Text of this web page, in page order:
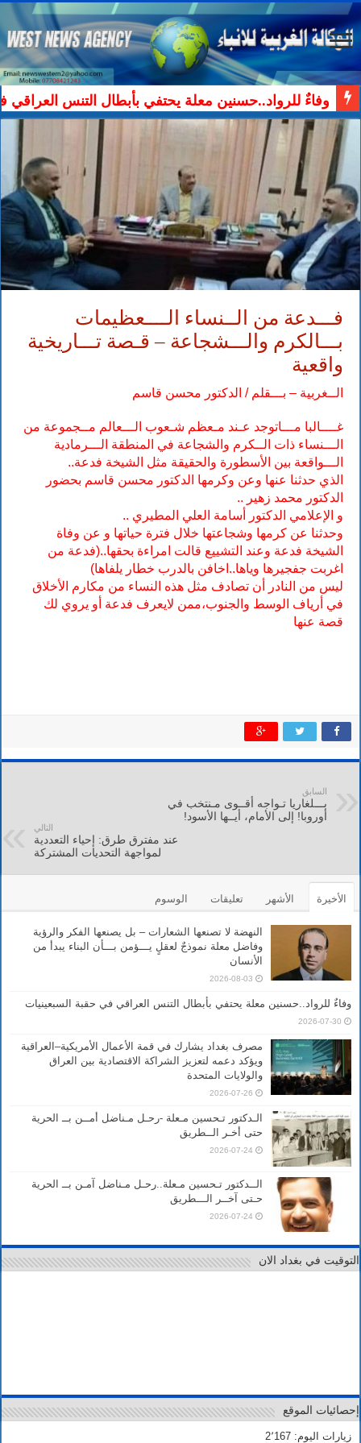
وفاءٌ للرواد..حسنين معلة يحتفي بأبطال التنس العراقي
فـــدعة من الــنساء الــــعظيمات
بـــالكرم والـــشجاعة – قـصة تـــاريخية
واقعية
الــغربية – بـــقلم / الدكتور محسن قاسم
غــــالبا مـــاتوجد عـند مـعظم شـعوب الـــعالم مــجموعة من
الـــنساء ذات الــكرم والشجاعة في المنطقة الـــرمادية
الـــواقعة بين الأسطورة والحقيقة مثل الشيخة فدعة..
الذي حدثنا عنها وعن وكرمها الدكتور محسن قاسم بحضور
الدكتور محمد زهير ..
و الإعلامي الدكتور أسامة العلي المطيري ..
وحدثنا عن كرمها وشجاعتها خلال فترة حياتها و عن وفاة
الشيخة فدعة وعند التشييع قالت امراءة بحقها..(فدعة من
اغربت جفجيرها وياها..اخافن بالدرب خطار يلفاها)
ليس من النادر أن تصادف مثل هذه النساء من مكارم الأخلاق
في أرياف الوسط والجنوب،ممن لايعرف فدعة أو يروي لك
قصة عنها
السابق
بـــلغاريا تـواجه أقــوى مـنتخب في
أوروبا! إلى الأمام، أيــها الأسود!
التالي
عند مفترق طرق: إحياء التعددية
لمواجهة التحديات المشتركة
الأخيرة الأشهر تعليقات الوسوم
النهضة لا تصنعها الشعارات – بل يصنعها الفكر والرؤية
وفاضل معلة نموذجٌ لعقلٍ يـــؤمن بـــأن البناء يبدأ من
الأنسان
2026-08-03
وفاءٌ للرواد..حسنين معلة يحتفي بأبطال التنس العراقي في حقبة السبعينيات
2026-07-30
مصرف بغداد يشارك في قمة الأعمال الأمريكية–العراقية
ويؤكد دعمه لتعزيز الشراكة الاقتصادية بين العراق
والولايات المتحدة
2026-07-26
الـدكتور تـحسين مـعلة -رحـل مـناضل أمــن بــ الحرية
حتى أخـر الــطريق
2026-07-24
الــدكتور تـحسين مـعلة..رحـل مـناضل آمـن بــ الحرية
حـتى آخــر الـــطريق
2026-07-24
التوقيت في بغداد الان
إحصائيات الموقع
زيارات اليوم: 2٬167